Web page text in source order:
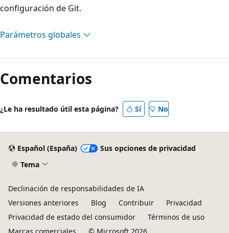
configuración de Git.
Parámetros globales
Comentarios
¿Le ha resultado útil esta página? Sí No
Español (España)
Sus opciones de privacidad
Tema
Declinación de responsabilidades de IA
Versiones anteriores
Blog Contribuir
Privacidad
Privacidad de estado del consumidor
Términos de uso